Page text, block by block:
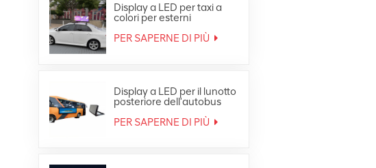
Display a LED per taxi a
colori per esterni
impermeabile in
movimento sul tetto
PER SAPERNE DI PIÙ
Display a LED per il lunotto
posteriore dell'autobus
pubblicitario a colori per
esterni
PER SAPERNE DI PIÙ